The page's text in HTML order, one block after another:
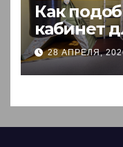
Как
кабинет
28 АПРЕЛЯ,